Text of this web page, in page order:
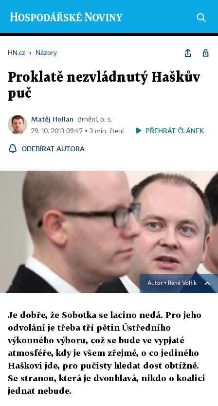
HN.cz › Názory
Proklatě nezvládnutý Haškův
puč
Matěj Hollan
Brnění, o. s.
29. 10. 2013 09:47 ▪ 3 min. čtení
PŘEHRÁT ČLÁNEK
ODEBÍRAT AUTORA
Autor ▪ René Volfík
Je dobře, že Sobotka se lacino nedá. Pro jeho
odvolání je třeba tří pětin Ústředního
výkonného výboru, což se bude ve vypjaté
atmosféře, kdy je všem zřejmé, o co jediného
Haškovi jde, pro pučisty hledat dost obtížně.
Se stranou, která je dvouhlavá, nikdo o koalici
jednat nebude.